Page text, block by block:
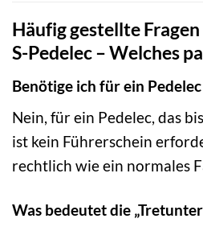
Häufig gestellte
S-Pedelec – Welches
Benötige ich für ein
Nein, für ein Pedelec, das
ist kein Führerschein
rechtlich wie ein normales
Was bedeutet die